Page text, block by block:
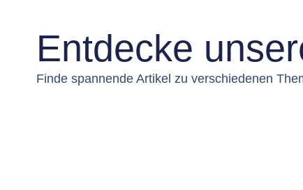
Entdecke
Finde spannende Artikel zu verschiedenen